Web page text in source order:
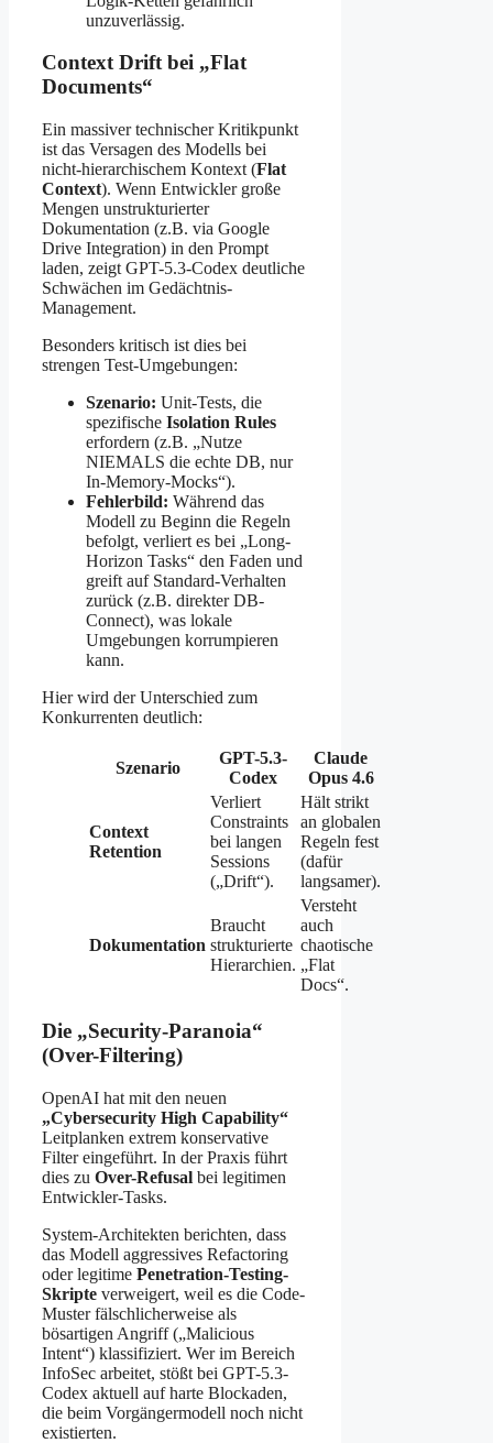
unzuverlässig.
Context Drift bei „Flat
Documents“
Ein massiver technischer Kritikpunkt
ist das Versagen des Modells bei
nicht-hierarchischem Kontext (Flat
Context). Wenn Entwickler große
Mengen unstrukturierter
Dokumentation (z.B. via Google
Drive Integration) in den Prompt
laden, zeigt GPT-5.3-Codex deutliche
Schwächen im Gedächtnis-
Management.
Besonders kritisch ist dies bei
strengen Test-Umgebungen:
Szenario: Unit-Tests, die
spezifische Isolation Rules
erfordern (z.B. „Nutze
NIEMALS die echte DB, nur
In-Memory-Mocks“).
Fehlerbild: Während das
Modell zu Beginn die Regeln
befolgt, verliert es bei „Long-
Horizon Tasks“ den Faden und
greift auf Standard-Verhalten
zurück (z.B. direkter DB-
Connect), was lokale
Umgebungen korrumpieren
kann.
Hier wird der Unterschied zum
Konkurrenten deutlich:
Szenario
GPT-5.3-
Codex
Claude
Opus 4.6
Context
Retention
Verliert
Constraints
bei langen
Sessions
(„Drift“).
Hält strikt
an globalen
Regeln fest
(dafür
langsamer).
Dokumentation
Braucht
strukturierte
Hierarchien.
Versteht
auch
chaotische
„Flat
Docs“.
Die „Security-Paranoia“
(Over-Filtering)
OpenAI hat mit den neuen
„Cybersecurity High Capability“
Leitplanken extrem konservative
Filter eingeführt. In der Praxis führt
dies zu Over-Refusal bei legitimen
Entwickler-Tasks.
System-Architekten berichten, dass
das Modell aggressives Refactoring
oder legitime Penetration-Testing-
Skripte verweigert, weil es die Code-
Muster fälschlicherweise als
bösartigen Angriff („Malicious
Intent“) klassifiziert. Wer im Bereich
InfoSec arbeitet, stößt bei GPT-5.3-
Codex aktuell auf harte Blockaden,
die beim Vorgängermodell noch nicht
existierten.